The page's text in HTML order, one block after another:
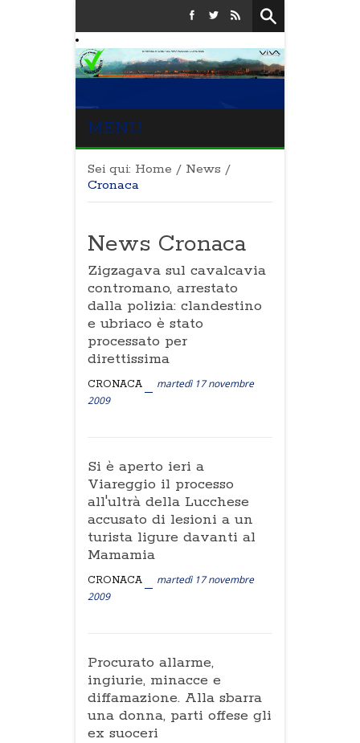
MENU
Sei qui: Home / News /
Cronaca
News Cronaca
Zigzagava sul cavalcavia
contromano, arrestato
dalla polizia: clandestino
e ubriaco è stato
processato per
direttissima
CRONACA
martedì 17 novembre
2009
Si è aperto ieri a
Viareggio il processo
all'ultrà della Lucchese
accusato di lesioni a un
turista ligure davanti al
Mamamia
CRONACA
martedì 17 novembre
2009
Procurato allarme,
ingiurie, minacce e
diffamazione. Alla sbarra
una donna, parti offese gli
ex suoceri